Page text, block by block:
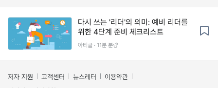
다시 쓰는 '리더'의 의미: 예비 리더를
위한 4단계 준비 체크리스트
아티클 · 11분 분량
저자 지원 고객센터 뉴스레터
이용약관